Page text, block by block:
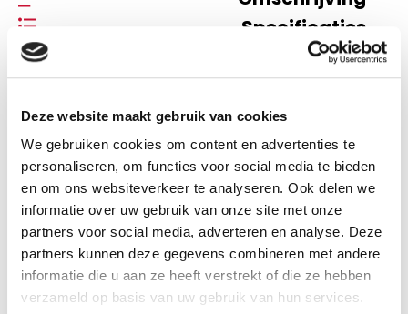
Deze website maakt gebruik van cookies
We gebruiken cookies om content en advertenties te
personaliseren, om functies voor social media te bieden
en om ons websiteverkeer te analyseren. Ook delen we
informatie over uw gebruik van onze site met onze
partners voor social media, adverteren en analyse. Deze
partners kunnen deze gegevens combineren met andere
informatie die u aan ze heeft verstrekt of die ze hebben
verzameld op basis van uw gebruik van hun services.
Specificaties
Omschrijving
Elia
J. Lucas
Specificaties